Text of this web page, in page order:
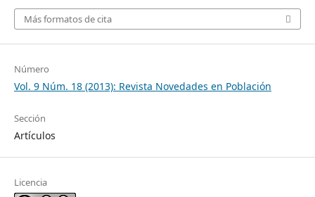
Más formatos de cita
Número
Vol. 9 Núm. 18 (2013): Revista Novedades en Población
Sección
Artículos
Licencia